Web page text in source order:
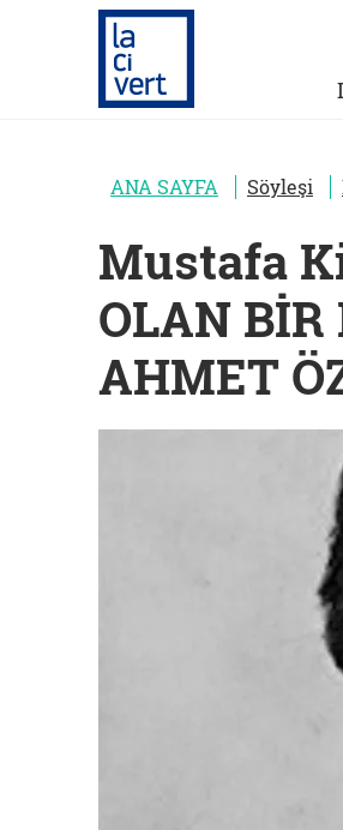
ANA SAYFA Söyleşi
Mustafa
OLAN BİR
AHMET